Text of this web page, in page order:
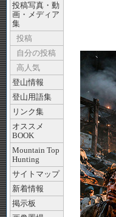
投稿写真・動
画・メディア
集
投稿
自分の投稿
高人気
登山情報
登山用語集
リンク集
オススメ
BOOK
Mountain Top
Hunting
サイトマップ
新着情報
掲示板